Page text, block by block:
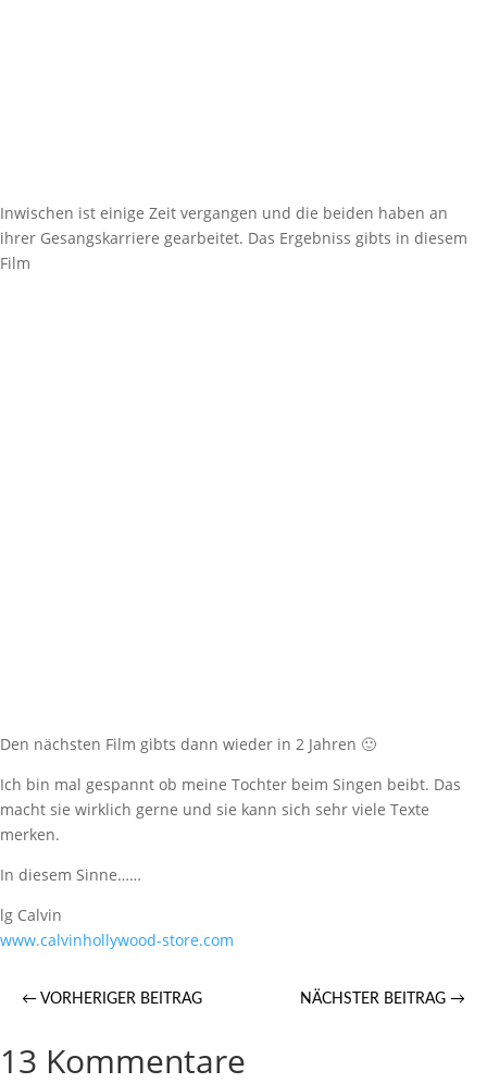
Inwischen ist einige Zeit vergangen und die beiden haben an
ihrer Gesangskarriere gearbeitet. Das Ergebniss gibts in diesem
Film
Den nächsten Film gibts dann wieder in 2 Jahren 🙂
Ich bin mal gespannt ob meine Tochter beim Singen beibt. Das
macht sie wirklich gerne und sie kann sich sehr viele Texte
merken.
In diesem Sinne……
lg Calvin
www.calvinhollywood-store.com
← VORHERIGER BEITRAG NÄCHSTER BEITRAG →
13 Kommentare